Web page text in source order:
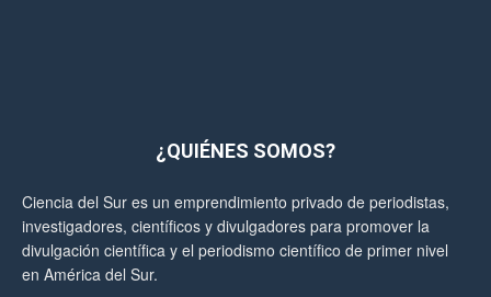
¿QUIÉNES SOMOS?
Ciencia del Sur es un emprendimiento privado de periodistas,
investigadores, científicos y divulgadores para promover la
divulgación científica y el periodismo científico de primer nivel
en América del Sur.